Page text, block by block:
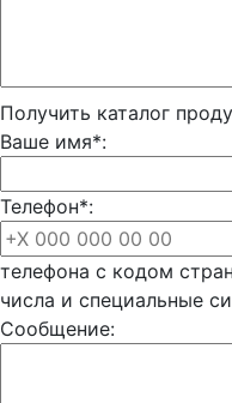
Получить каталог
Ваше имя*:
Телефон*:
телефона с кодом
числа и специальные
Сообщение: